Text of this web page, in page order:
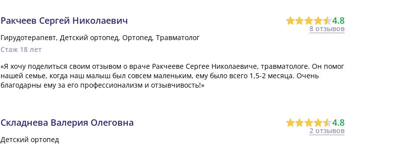
Ракчеев Сергей Николаевич 4.8
8 отзывов
Гирудотерапевт, Детский ортопед, Ортопед, Травматолог
Стаж 18 лет
«Я хочу поделиться своим отзывом о враче Ракчееве Сергее Николаевиче, травматологе. Он помог
нашей семье, когда наш малыш был совсем маленьким, ему было всего 1,5-2 месяца. Очень
благодарны ему за его профессионализм и отзывчивость!»
Складнева Валерия Олеговна 4.8
2 отзывов
Детский ортопед